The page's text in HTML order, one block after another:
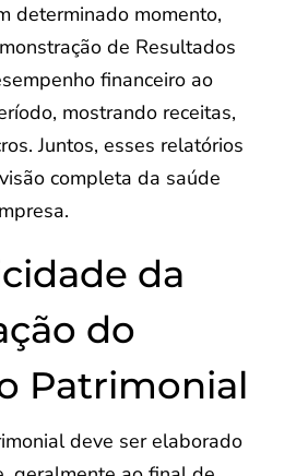
determinado momento,
de Resultados
financeiro ao
mostrando receitas,
Juntos, esses relatórios
completa da saúde
da
do
Patrimonial
deve ser elaborado